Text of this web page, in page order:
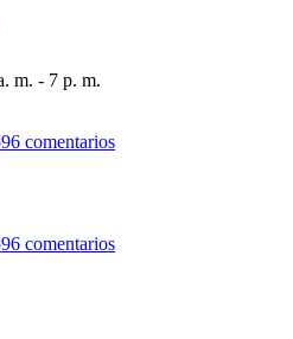
m. - 7 p. m.
comentarios
comentarios